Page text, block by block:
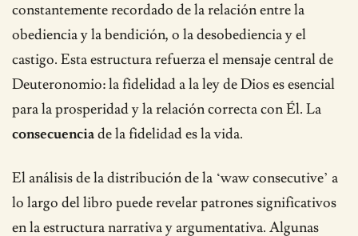
constantemente recordado de la relación entre la
obediencia y la bendición, o la desobediencia y el
castigo. Esta estructura refuerza el mensaje central de
Deuteronomio: la fidelidad a la ley de Dios es esencial
para la prosperidad y la relación correcta con Él. La
consecuenciade la fidelidad es la vida.
El análisis de la distribución de la ‘waw consecutive’ a
lo largo del libro puede revelar patrones significativos
en la estructura narrativa y argumentativa. Algunas